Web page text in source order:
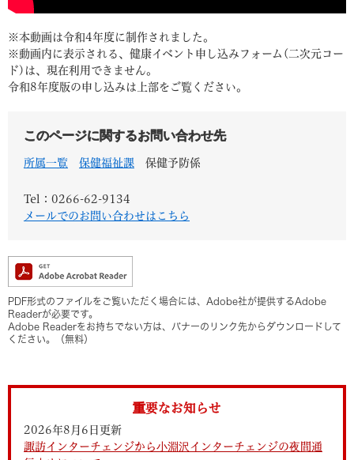
※本動画は令和4年度に制作されました。
※動画内に表示される、健康イベント申し込みフォーム(二次元コー
ド)は、現在利用できません。
令和8年度版の申し込みは上部をご覧ください。
このページに関するお問い合わせ先
所属一覧 保健福祉課 保健予防係
Tel：0266-62-9134
メールでのお問い合わせはこちら
PDF形式のファイルをご覧いただく場合には、Adobe社が提供するAdobe
Readerが必要です。
Adobe Readerをお持ちでない方は、バナーのリンク先からダウンロードして
ください。（無料）
重要なお知らせ
2026年8月6日更新
諏訪インターチェンジから小淵沢インターチェンジの夜間通